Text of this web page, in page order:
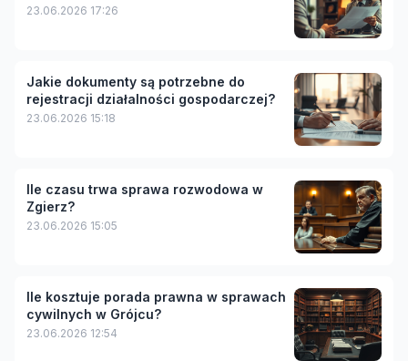
23.06.2026 17:26
Jakie dokumenty są potrzebne do
rejestracji działalności gospodarczej?
23.06.2026 15:18
Ile czasu trwa sprawa rozwodowa w
Zgierz?
23.06.2026 15:05
Ile kosztuje porada prawna w sprawach
cywilnych w Grójcu?
23.06.2026 12:54